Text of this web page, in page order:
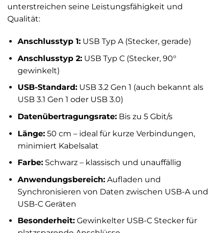
unterstreichen seine Leistungsfähigkeit und
Qualität:
Anschlusstyp 1:USB Typ A (Stecker, gerade)
Anschlusstyp 2:USB Typ C (Stecker, 90°
gewinkelt)
USB-Standard:USB 3.2 Gen 1 (auch bekannt als
USB 3.1 Gen 1 oder USB 3.0)
Datenübertragungsrate:Bis zu 5 Gbit/s
Länge:50 cm – ideal für kurze Verbindungen,
minimiert Kabelsalat
Farbe:Schwarz – klassisch und unauffällig
Anwendungsbereich:Aufladen und
Synchronisieren von Daten zwischen USB-A und
USB-C Geräten
Besonderheit:Gewinkelter USB-C Stecker für